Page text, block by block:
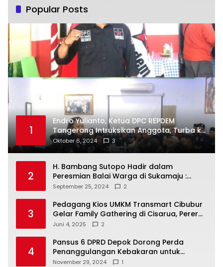
Popular Posts
1
Endro Yulianto, Ketua DPC REPDEM
Tangerang Intruksikan Anggota, Turba ke
Masyarakat Dan Jalani Apa Yang di
Putuskan RAKERCABSUS
Oktober 6, 2024 3
2
H. Bambang Sutopo Hadir dalam
Peresmian Balai Warga di Sukamaju :
Wadah Baru untuk Kolaborasi dan
September 25, 2024 2
3
Pedagang Kios UMKM Transmart Cibubur
Gelar Family Gathering di Cisarua, Pererat
Silaturahmi dan Kekompakan
Juni 4, 2025 2
4
Pansus 6 DPRD Depok Dorong Perda
Penanggulangan Kebakaran untuk
Keselamatan Warga
November 29, 2024 1